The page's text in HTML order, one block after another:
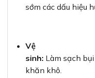
sớm các dấu hiệu
Vệ
sinh: Làm sạch
khăn khô.